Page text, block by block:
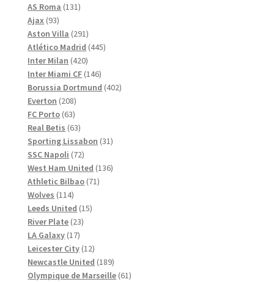
produkter
AS Roma 131131
Ajax 9393
produkter
Aston Villa 291291
produkter
Atlético Madrid 445445
Inter Milan 420420
produkter
Inter Miami CF 146146
produkter
Borussia Dortmund 402402
Everton 208208
produkter
FC Porto 6363
produkter
Real Betis 6363
produkter
Sporting Lissabon 3131
SSC Napoli 7272
produkter
West Ham United 136136
Athletic Bilbao 7171
Wolves 114114
produkter
Leeds United 1515
River Plate 2323
LA Galaxy 1717
produkter
Leicester City 1212
produkter
Newcastle United 189189
produkter
Olympique de Marseille 6161